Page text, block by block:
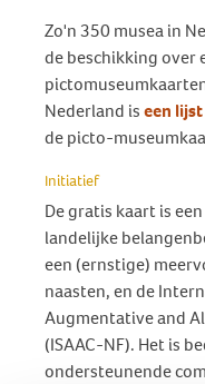
Zo'n 350 musea in
de beschikking over
Nederland iseen lijst
de picto-
Initiatief
De gratis kaart is
landelijke
een (ernstige)
naasten, en de
Augmentative and
(ISAAC-NF). Het is
ondersteunende